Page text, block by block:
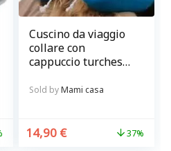
Cuscino da viaggio
collare con
cappuccio turchese
Sold byMami casa
14,90 € 37%